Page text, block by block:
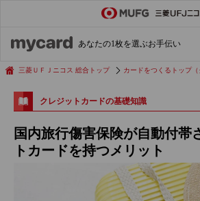
あなたの1枚を選ぶお手伝い
会社経費の支払い 効率化術
三菱ＵＦＪニコス 総合トップ カードをつくるトップ（
クレジットカードの基礎知識
国内旅行傷害保険が自動付帯
トカードを持つメリット